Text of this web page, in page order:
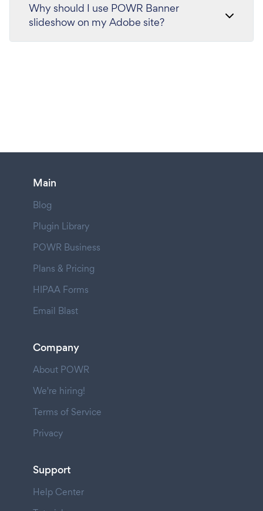
Why should I use POWR Banner
slideshow on my Adobe site?
Main
Blog
Plugin Library
POWR Business
Plans & Pricing
HIPAA Forms
Email Blast
Company
About POWR
We're hiring!
Terms of Service
Privacy
Support
Help Center